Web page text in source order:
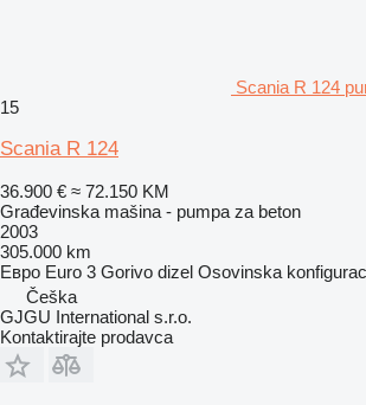
Scania R 124
15
Scania R 124
36.900 € ≈ 72.150 KM
Građevinska mašina - pumpa za beton
2003
305.000 km
Евро Euro 3 Gorivo dizel Osovinska
Češka
GJGU International s.r.o.
Kontaktirajte prodavca